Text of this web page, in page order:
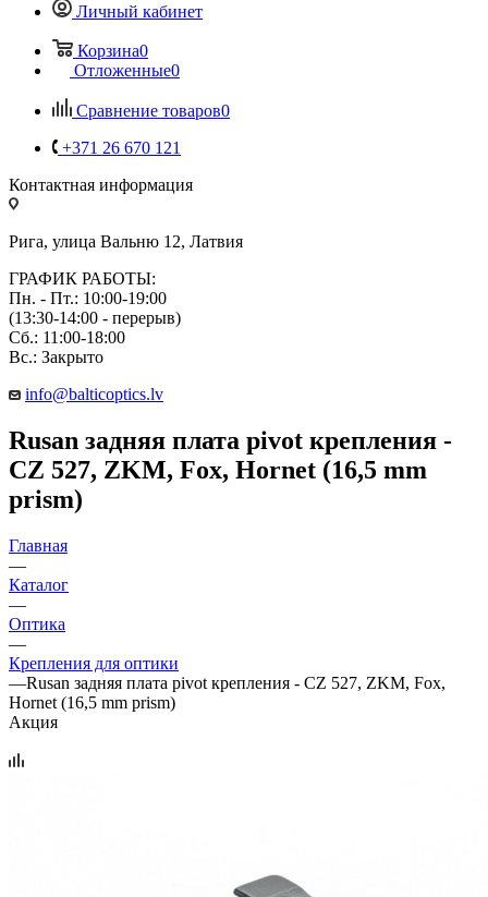
Личный кабинет
Корзина0
Отложенные0
Сравнение товаров0
+371 26 670 121
Контактная информация
Рига, улица Вальню 12, Латвия
ГРАФИК РАБОТЫ:
Пн. - Пт.: 10:00-19:00
(13:30-14:00 - перерыв)
Сб.: 11:00-18:00
Вс.: Закрыто
info@balticoptics.lv
Rusan задняя плата pivot крепления -
CZ 527, ZKM, Fox, Hornet (16,5 mm
prism)
Главная
—
Каталог
—
Оптика
—
Крепления для оптики
—Rusan задняя плата pivot крепления - CZ 527, ZKM, Fox,
Hornet (16,5 mm prism)
Акция